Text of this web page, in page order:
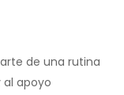
de una rutina
apoyo